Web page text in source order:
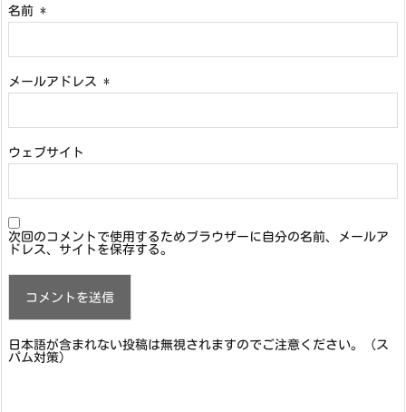
名前 *
メールアドレス *
ウェブサイト
次回のコメントで使用するためブラウザーに自分の名前、メールア
ドレス、サイトを保存する。
日本語が含まれない投稿は無視されますのでご注意ください。（ス
パム対策）